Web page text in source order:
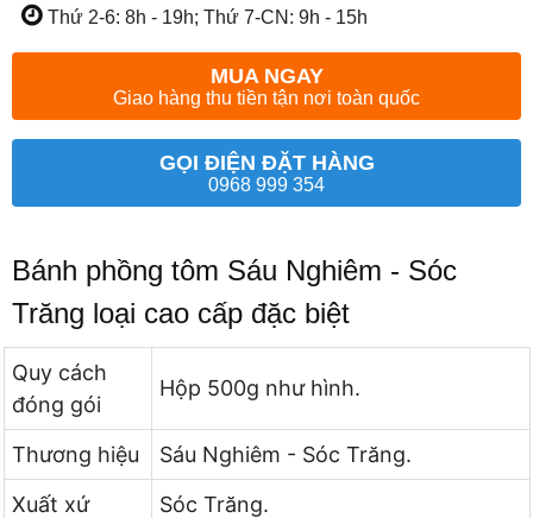
Thứ 2-6: 8h - 19h; Thứ 7-CN: 9h - 15h
MUA NGAY
Giao hàng thu tiền tận nơi toàn quốc
GỌI ĐIỆN ĐẶT HÀNG
0968 999 354
Bánh phồng tôm Sáu Nghiêm - Sóc
Trăng loại cao cấp đặc biệt
Quy cách
đóng gói
Hộp 500g như hình.
Thương hiệu
Sáu Nghiêm - Sóc Trăng.
Xuất xứ
Sóc Trăng.